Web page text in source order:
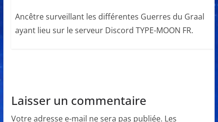
Ancêtre surveillant les différentes Guerres du Graal
ayant lieu sur le serveur Discord TYPE-MOON FR.
Laisser un commentaire
Votre adresse e-mail ne sera pas publiée. Les